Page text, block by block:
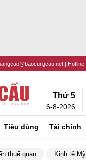
| Hotline:
Thứ 5
6-8-2026
Tiêu dùng Tài chính
thuế quan Kinh tế Mỹ